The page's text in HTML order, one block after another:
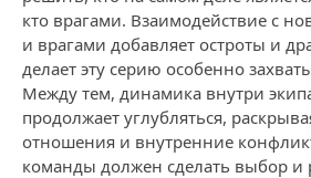
кто врагами. Взаимодействие с
и врагами добавляет остроты и
делает эту серию особенно
Между тем, динамика внутри
продолжает углубляться,
отношения и внутренние
команды должен сделать выбор и